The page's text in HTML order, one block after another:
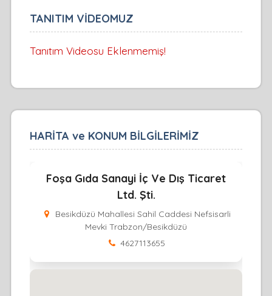
TANITIM VİDEOMUZ
Tanıtım Videosu Eklenmemiş!
HARİTA ve KONUM BİLGİLERİMİZ
Foşa Gıda Sanayi İç Ve Dış Ticaret
Ltd. Şti.
Besikdüzü Mahallesi Sahil Caddesi Nefsisarli
Mevki Trabzon/Besikdüzü
4627113655